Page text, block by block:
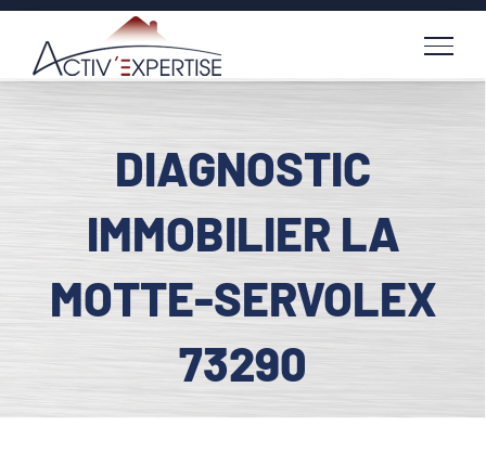
Passer
contenu
DIAGNOSTIC
IMMOBILIER LA
MOTTE-SERVOLEX
73290